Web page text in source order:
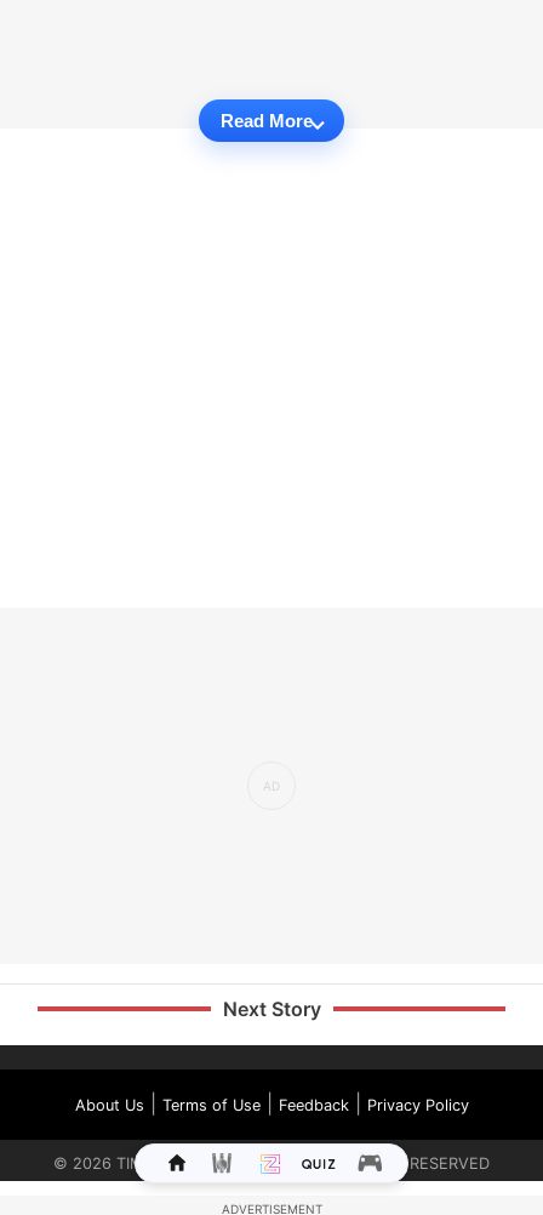
Read More
Next Story
About Us Terms of Use| Feedback| Privacy Policy
© 2026 TIMES INTERNET LIMITED. ALL RIGHTS RESERVED